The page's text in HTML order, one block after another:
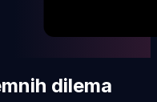
dilema